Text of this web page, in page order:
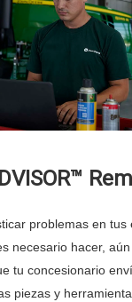
problemas en tus
necesario hacer,
tu concesionario
piezas y